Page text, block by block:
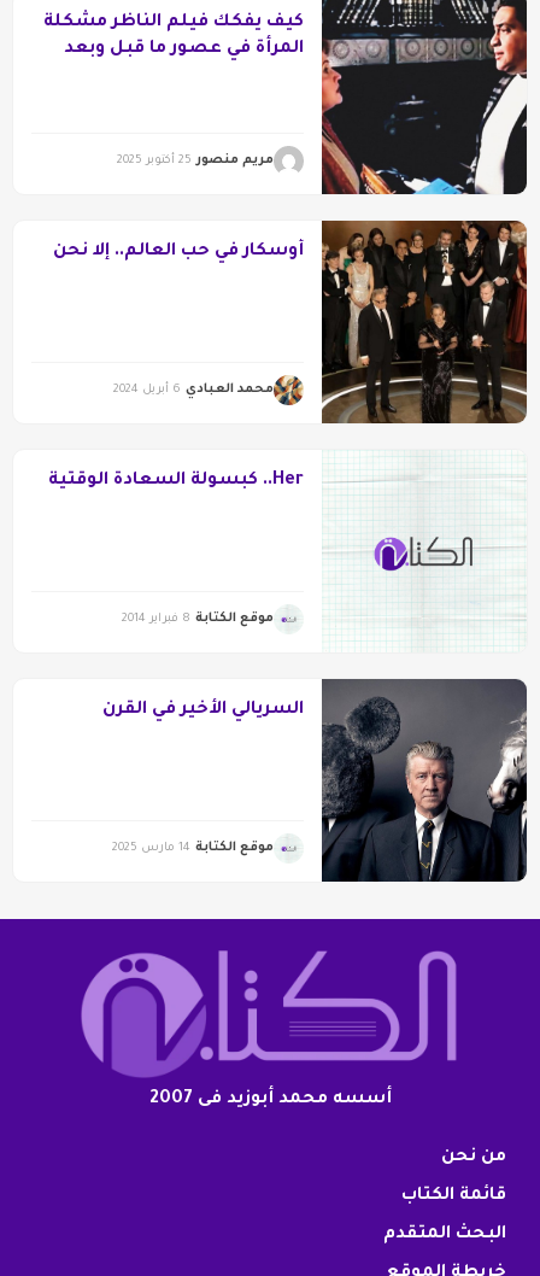
كيف يفكك فيلم الناظر مشكلة
المرأة في عصور ما قبل وبعد
مريم منصور 25 أكتوبر 2025
أوسكار في حب العالم.. إلا نحن
محمد العبادي 6 أبريل 2024
Her.. كبسولة السعادة الوقتية
موقع الكتابة 8 فبراير 2014
السريالي الأخير في القرن
موقع الكتابة 14 مارس 2025
أسسه محمد أبوزيد فى 2007
من نحن
قائمة الكتاب
البحث المتقدم